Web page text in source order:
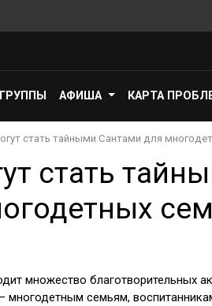
ГРУППЫ АФИША КАРТА
стать тайными Сантами для
стать
множество благотворительных
семьям,